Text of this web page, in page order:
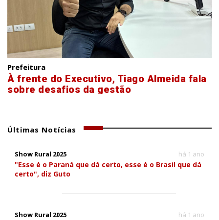
Prefeitura
À frente do Executivo, Tiago Almeida fala
sobre desafios da gestão
Últimas Notícias
Show Rural 2025 há 1 ano
"Esse é o Paraná que dá certo, esse é o Brasil que dá
certo", diz Guto
Show Rural 2025 há 1 ano